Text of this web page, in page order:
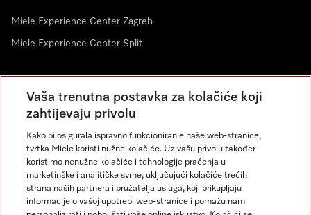
Miele Experience Center Zagreb
Miele Experience Center Split
Newsletter
Vaša trenutna postavka za kolačiće koji
zahtijevaju privolu
Kako bi osigurala ispravno funkcioniranje naše web-stranice,
tvrtka Miele koristi nužne kolačiće. Uz vašu privolu također
koristimo nenužne kolačiće i tehnologije praćenja u
marketinške i analitičke svrhe, uključujući kolačiće trećih
strana naših partnera i pružatelja usluga, koji prikupljaju
informacije o vašoj upotrebi web-stranice i pomažu nam